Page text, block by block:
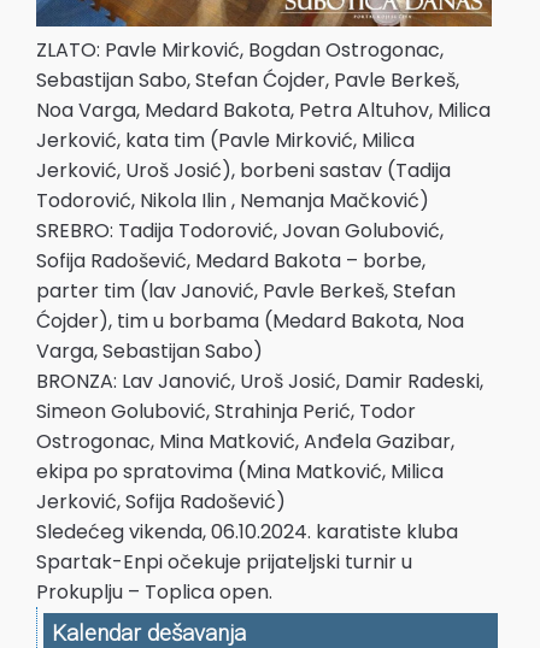
ZLATO: Pavle Mirković, Bogdan Ostrogonac,
Sebastijan Sabo, Stefan Ćojder, Pavle Berkeš,
Noa Varga, Medard Bakota, Petra Altuhov, Milica
Jerković, kata tim (Pavle Mirković, Milica
Jerković, Uroš Josić), borbeni sastav (Tadija
Todorović, Nikola Ilin , Nemanja Mačković)
SREBRO: Tadija Todorović, Jovan Golubović,
Sofija Radošević, Medard Bakota – borbe,
parter tim (lav Janović, Pavle Berkeš, Stefan
Ćojder), tim u borbama (Medard Bakota, Noa
Varga, Sebastijan Sabo)
BRONZA: Lav Janović, Uroš Josić, Damir Radeski,
Simeon Golubović, Strahinja Perić, Todor
Ostrogonac, Mina Matković, Anđela Gazibar,
ekipa po spratovima (Mina Matković, Milica
Jerković, Sofija Radošević)
Sledećeg vikenda, 06.10.2024. karatiste kluba
Spartak-Enpi očekuje prijateljski turnir u
Prokuplju – Toplica open.
Kalendar dešavanja